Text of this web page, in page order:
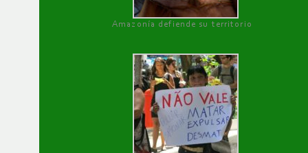
Amazonía defiende su territorio